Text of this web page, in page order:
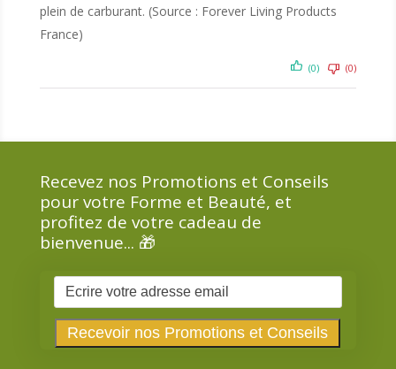
plein de carburant. (Source : Forever Living Products
France)
(0) (0)
Recevez nos Promotions et Conseils
pour votre Forme et Beauté, et
profitez de votre cadeau de
bienvenue... 🎁